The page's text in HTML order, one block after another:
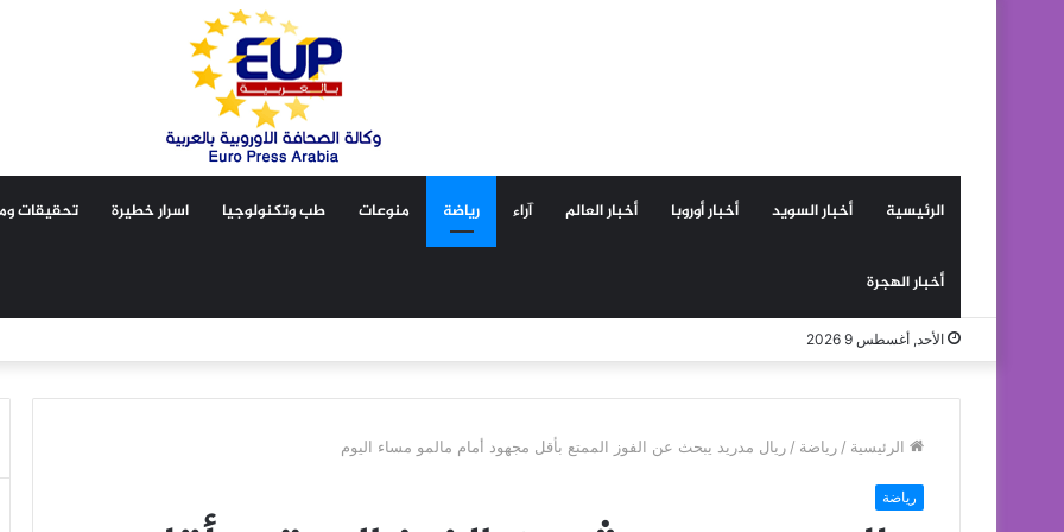
الرئيسية أخبار السويد أخبار أوروبا أخبار العالم آراء رياضة منوعات طب وتكنولوجيا اسرار خطيرة تحقيقات
أخبار الهجرة
الأحد, أغسطس 9 2026
الرئيسية / رياضة / ريال مدريد يبحث عن الفوز الممتع بأقل مجهود أمام مالمو مساء اليوم
رياضة